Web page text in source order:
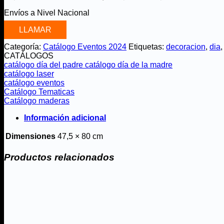
Envíos a Nivel Nacional
LLAMAR
Categoría: Catálogo Eventos 2024 Etiquetas: decoracion, dia,
CATÁLOGOS
catálogo día del padre catálogo día de la madre
catálogo laser
catálogo eventos
Catálogo Tematicas
Catálogo maderas
Información adicional
Dimensiones 47,5 × 80 cm
Productos relacionados